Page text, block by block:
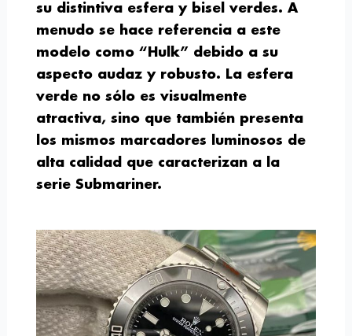
su distintiva esfera y bisel verdes. A
menudo se hace referencia a este
modelo como “Hulk” debido a su
aspecto audaz y robusto. La esfera
verde no sólo es visualmente
atractiva, sino que también presenta
los mismos marcadores luminosos de
alta calidad que caracterizan a la
serie Submariner.